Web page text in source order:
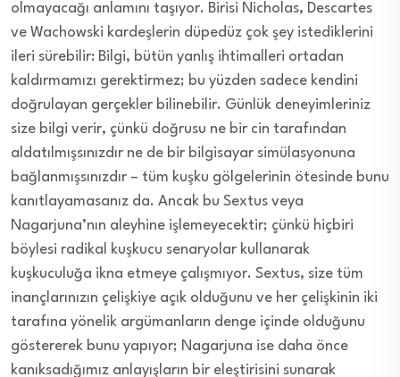
olmayacağı anlamını taşıyor. Birisi Nicholas, Descartes
ve Wachowski kardeşlerin düpedüz çok şey istediklerini
ileri sürebilir: Bilgi, bütün yanlış ihtimalleri ortadan
kaldırmamızı gerektirmez; bu yüzden sadece kendini
doğrulayan gerçekler bilinebilir. Günlük deneyimleriniz
size bilgi verir, çünkü doğrusu ne bir cin tarafından
aldatılmışsınızdır ne de bir bilgisayar simülasyonuna
bağlanmışsınızdır – tüm kuşku gölgelerinin ötesinde bunu
kanıtlayamasanız da. Ancak bu Sextus veya
Nagarjuna’nın aleyhine işlemeyecektir; çünkü hiçbiri
böylesi radikal kuşkucu senaryolar kullanarak
kuşkuculuğa ikna etmeye çalışmıyor. Sextus, size tüm
inançlarınızın çelişkiye açık olduğunu ve her çelişkinin iki
tarafına yönelik argümanların denge içinde olduğunu
göstererek bunu yapıyor; Nagarjuna ise daha önce
kanıksadığımız anlayışların bir eleştirisini sunarak